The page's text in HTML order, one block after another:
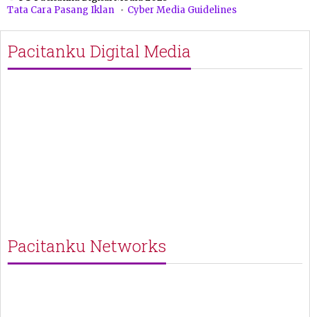
Tata Cara Pasang Iklan
Cyber Media Guidelines
Pacitanku Digital Media
Pacitanku Networks